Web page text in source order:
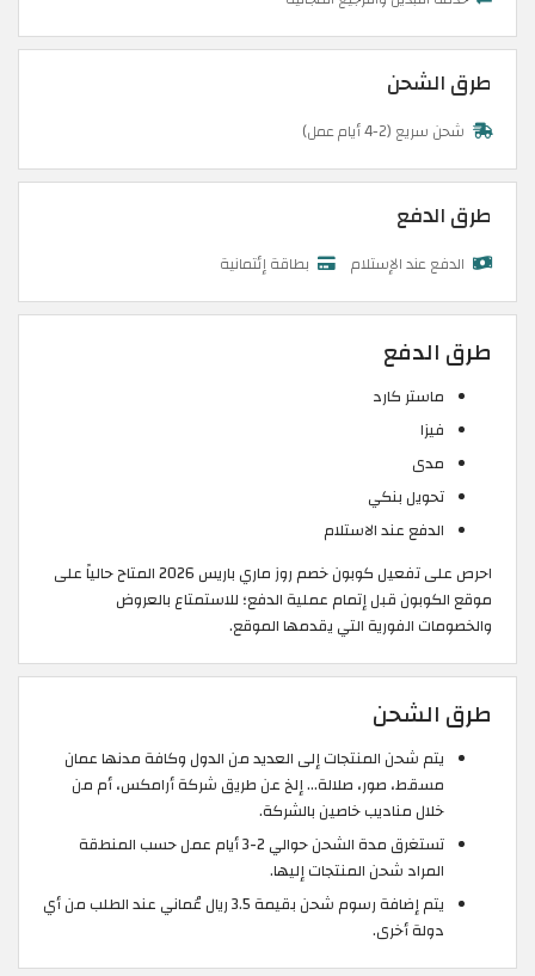
طرق الشحن
شحن سريع (2-4 أيام عمل)
طرق الدفع
الدفع عند الإستلام بطاقة إئتمانية
طرق الدفع
ماستر كارد
فيزا
مدى
تحويل بنكي
الدفع عند الاستلام
احرص على تفعيل كوبون خصم روز ماري باريس 2026 المتاح حالياً على
موقع الكوبون قبل إتمام عملية الدفع؛ للاستمتاع بالعروض
والخصومات الفورية التي يقدمها الموقع.
طرق الشحن
يتم شحن المنتجات إلى العديد من الدول وكافة مدنها عمان
مسقط، صور، صلالة... إلخ عن طريق شركة أرامكس، أم من
خلال مناديب خاصين بالشركة.
تستغرق مدة الشحن حوالي 2-3 أيام عمل حسب المنطقة
المراد شحن المنتجات إليها.
يتم إضافة رسوم شحن بقيمة 3.5 ريال عُماني عند الطلب من أي
دولة أخرى.